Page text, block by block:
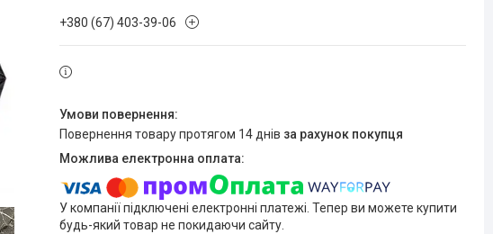
+380 (67) 403-39-06
повернення товару протягом 14 днів за рахунок покупця
У компанії підключені електронні платежі. Тепер ви можете купити
будь-який товар не покидаючи сайту.